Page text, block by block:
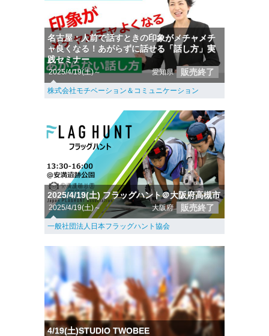
名古屋：人前で話すときの印象がメチャメチ
ャ良くなる！あがらずに話せる「話し方」実
践セミナー
2025/4/19(土)～ 愛知県 販売終了
株式会社モチベーション＆コミュニケーション
2025/4/19(土) フラッグハント＠大阪府高槻市
2025/4/19(土)～ 大阪府 販売終了
一般社団法人日本フラッグハント協会
4/19(土)STUDIO TWOBEE